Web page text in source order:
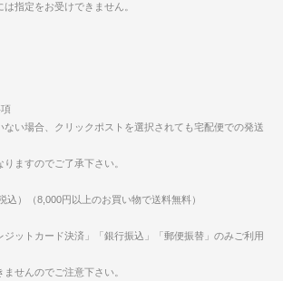
指定をお受けできません。
ない場合、クリックポストを選択されても宅配便での発送
ますのでご了承下さい。
込）（8,000円以上のお買い物で送料無料）
ジットカード決済」「銀行振込」「郵便振替」のみご利用
せんのでご注意下さい。